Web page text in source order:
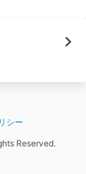
シー
Reserved.